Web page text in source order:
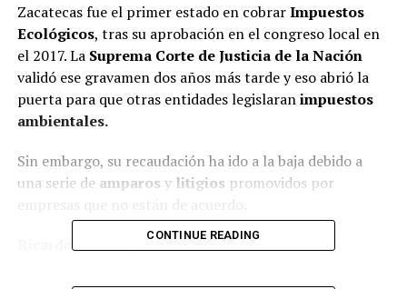
Zacatecas fue el primer estado en cobrarImpuestos
Ecológicos, tras su aprobación en el congreso local en
el 2017. La Suprema Corte de Justicia de la Nación
validó ese gravamen dos años más tarde y eso abrió la
puerta para que otras entidades legislaranimpuestos
ambientales.
Sin embargo, su recaudación ha ido a la baja debido a
una serie de amparos y litigios promovidos por
Ricardo Olivares,secretario de Finanzas de
CONTINUE READING